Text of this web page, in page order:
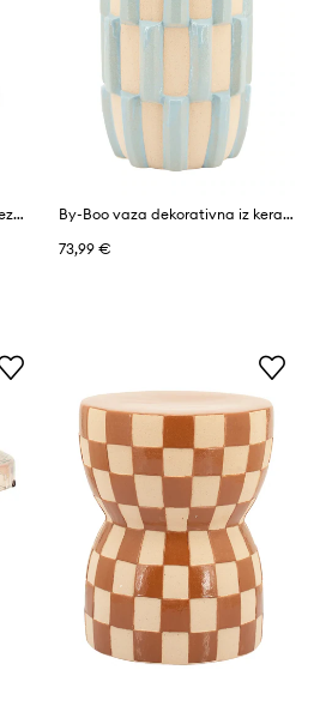
By-Boo stranska mizica iz železa 43 x 43 x 45 cm
By-Boo vaza dekorativna iz keramike 20 x 20 x 37,5 cm
73,99 €